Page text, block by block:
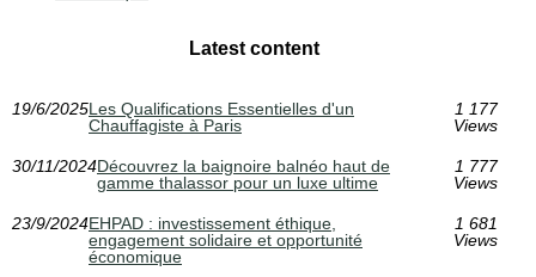
Latest content
19/6/2025Les Qualifications Essentielles d'un
Chauffagiste à Paris
1 177
Views
30/11/2024Découvrez la baignoire balnéo haut de
gamme thalassor pour un luxe ultime
1 777
Views
23/9/2024EHPAD : investissement éthique,
engagement solidaire et opportunité
économique
1 681
Views